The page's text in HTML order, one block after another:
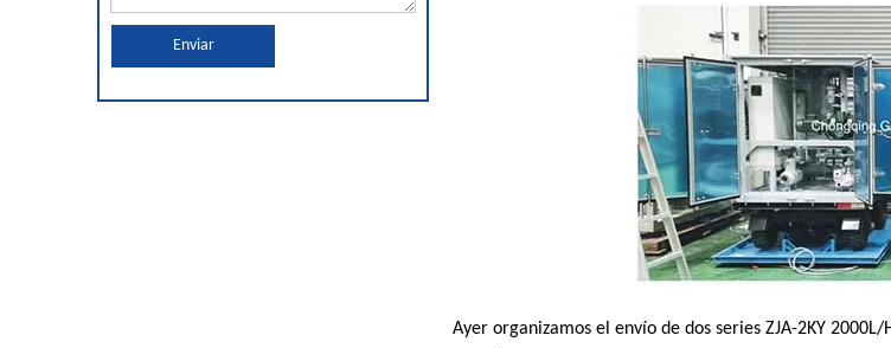
Enviar
Ayer organizamos el envío de dos series ZJA-2KY